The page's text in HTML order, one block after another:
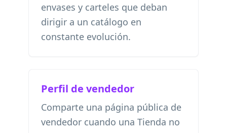
envases y carteles que deban
dirigir a un catálogo en
constante evolución.
Perfil de vendedor
Comparte una página pública de
vendedor cuando una Tienda no